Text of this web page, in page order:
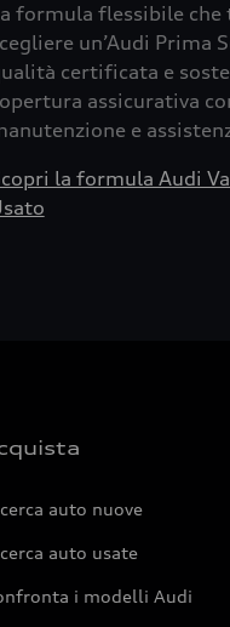
formula flessibile
un’Audi Prima
certificata e
assicurativa
e
la formula Audi
auto nuove
auto usate
i modelli Audi